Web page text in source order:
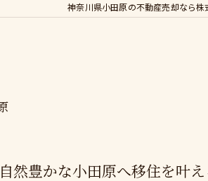
神奈川県小田原の不動産売却なら株
然豊かな小田原へ移住を叶